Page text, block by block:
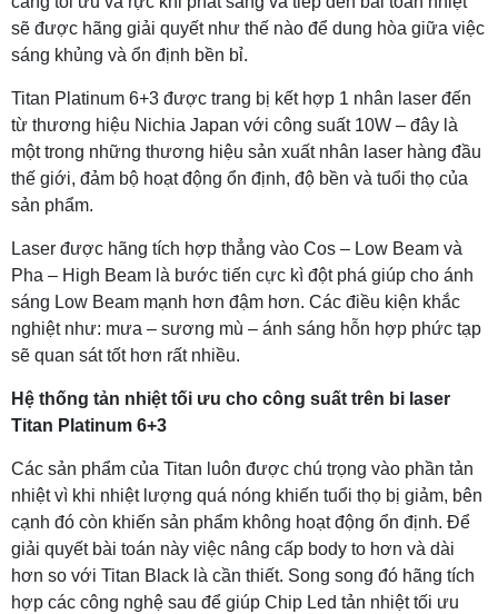
sẽ được hãng giải quyết như thế nào để dung hòa giữa việc
sáng khủng và ổn định bền bỉ.
Titan Platinum 6+3 được trang bị kết hợp 1 nhân laser đến
từ thương hiệu Nichia Japan với công suất 10W – đây là
một trong những thương hiệu sản xuất nhân laser hàng đầu
thế giới, đảm bộ hoạt động ổn định, độ bền và tuổi thọ của
sản phẩm.
Laser được hãng tích hợp thẳng vào Cos – Low Beam và
Pha – High Beam là bước tiến cực kì đột phá giúp cho ánh
sáng Low Beam mạnh hơn đậm hơn. Các điều kiện khắc
nghiệt như: mưa – sương mù – ánh sáng hỗn hợp phức tạp
sẽ quan sát tốt hơn rất nhiều.
Hệ thống tản nhiệt tối ưu cho công suất trên bi laser
Titan Platinum 6+3
Các sản phẩm của Titan luôn được chú trọng vào phần tản
nhiệt vì khi nhiệt lượng quá nóng khiến tuổi thọ bị giảm, bên
cạnh đó còn khiến sản phẩm không hoạt động ổn định. Để
giải quyết bài toán này việc nâng cấp body to hơn và dài
hơn so với Titan Black là cần thiết. Song song đó hãng tích
hợp các công nghệ sau để giúp Chip Led tản nhiệt tối ưu